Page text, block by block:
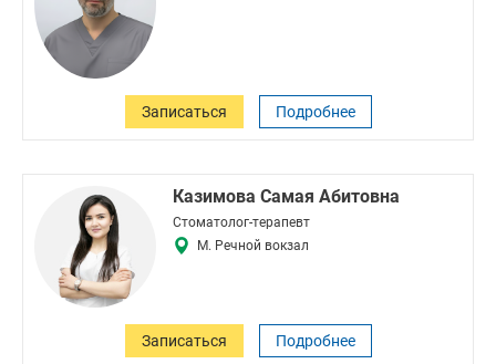
Записаться Подробнее
Казимова Самая Абитовна
Стоматолог-терапевт
М. Речной вокзал
Записаться Подробнее